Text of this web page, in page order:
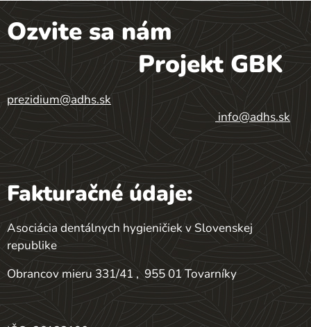
Ozvite sa nám
Projekt GBK
prezidium@adhs.sk
info@adhs.sk
Fakturačné údaje:
Asociácia dentálnych hygieničiek v Slovenskej
republike
Obrancov mieru 331/41 , 955 01 Tovarníky